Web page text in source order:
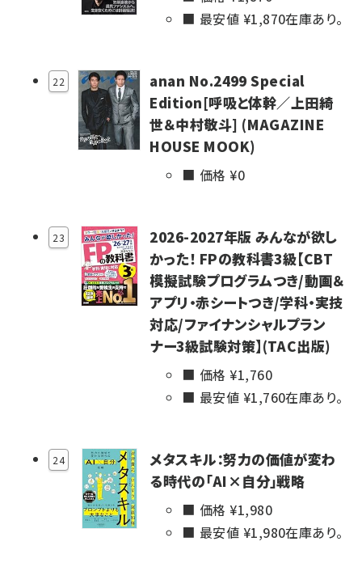
最安値 ¥1,870在庫あり。
22
anan No.2499 Special
Edition[呼吸と体幹／上田綺
世＆中村敬斗] (MAGAZINE
HOUSE MOOK)
価格 ¥0
23
2026-2027年版 みんなが欲し
かった！ FPの教科書3級【CBT
模擬試験プログラムつき/動画＆
アプリ・赤シートつき/学科・実技
対応/ファイナンシャルプラン
ナー3級試験対策】(TAC出版)
価格 ¥1,760
最安値 ¥1,760在庫あり。
24
メタスキル：努力の価値が変わ
る時代の「AI×自分」戦略
価格 ¥1,980
最安値 ¥1,980在庫あり。